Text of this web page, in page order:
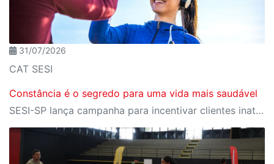
31/07/2026
CAT SESI
Constância é o segredo para uma vida mais saudável
SESI-SP lança campanha para incentivar clientes inativos a retomarem a prática de atividades físicas, esporte e lazer com benefícios exclusivos